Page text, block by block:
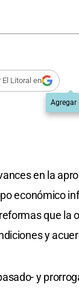
El Litoral en
Agregar
en la
económico
que la
y
y